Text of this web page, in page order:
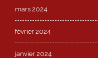
mars 2024
février 2024
janvier 2024